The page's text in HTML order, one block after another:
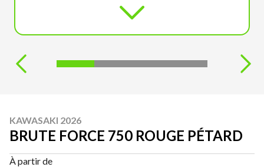
KAWASAKI 2026
BRUTE FORCE 750 ROUGE PÉTARD
À partir de